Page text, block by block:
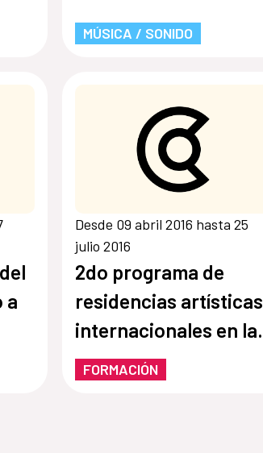
MÚSICA / SONIDO
a
y
Desde 09 abril 2016 hasta 25
julio 2016
2do programa de
residencias artísticas
internacionales en la
Escuela de Arte
Talavera
FORMACIÓN